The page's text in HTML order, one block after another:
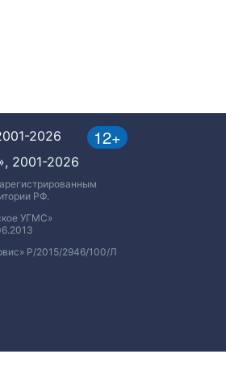
12+
2026
2001-2026
РФ.
УГМС»
Р/2015/2946/100/Л